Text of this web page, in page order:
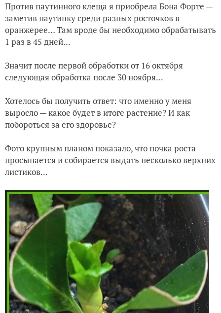
Против паутинного клеща я приобрела Бона Форте —
заметив паутинку среди разных росточков в
оранжерее… Там вроде бы необходимо обрабатывать
1 раз в 45 дней...
Значит после первой обработки от 16 октября
следующая обработка после 30 ноября...
Хотелось бы получить ответ: что именно у меня
выросло — какое будет в итоге растение? И как
побороться за его здоровье?
Фото крупным планом показало, что почка роста
просыпается и собирается выдать несколько верхних
листиков...